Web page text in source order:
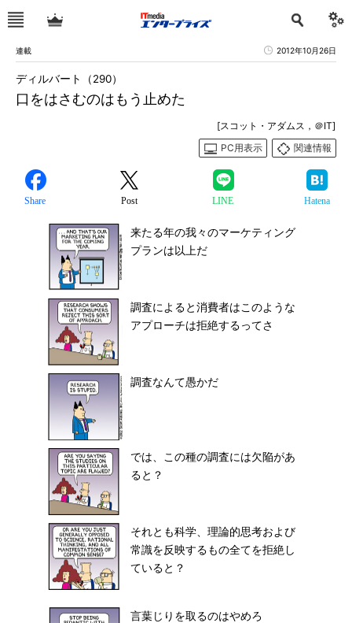
連載 2012年10月26日
口をはさむのはもう止めた
ディルバート（290）
[スコット・アダムス，＠IT]
PC用表示
関連情報
Share Post LINE Hatena
来たる年の我々のマーケティング
プランは以上だ
調査によると消費者はこのような
アプローチは拒絶するってさ
調査なんて愚かだ
では、この種の調査には欠陥があ
ると？
それとも科学、理論的思考および
常識を反映するもの全てを拒絶し
ていると？
言葉じりを取るのはやめろ